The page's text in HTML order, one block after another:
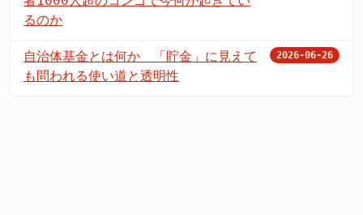
るのか
自治体基金とは何か 「貯金」に見えて
も問われる使い道と透明性
2026-06-26